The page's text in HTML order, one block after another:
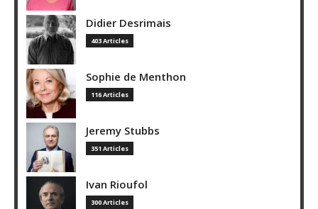
Didier Desrimais
403 Articles
Sophie de Menthon
116 Articles
Jeremy Stubbs
351 Articles
Ivan Rioufol
300 Articles